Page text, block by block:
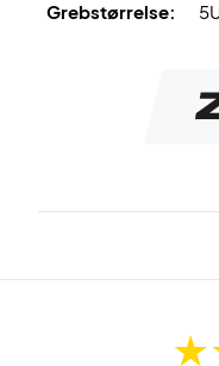
Grebstørrelse: